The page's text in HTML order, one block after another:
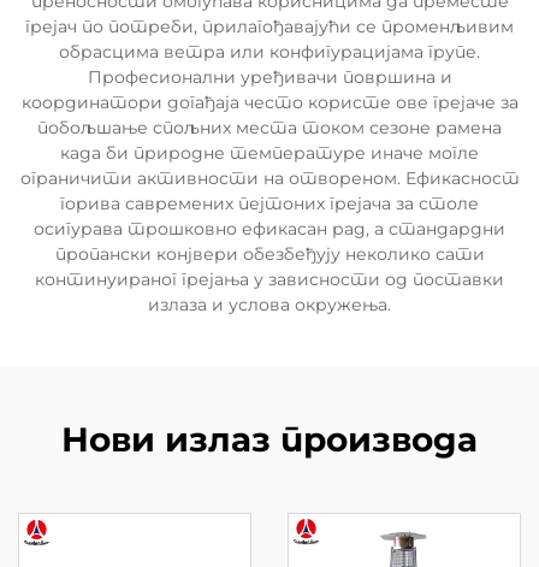
грејач по потреби, прилагођавајући се променљивим
обрасцима ветра или конфигурацијама групе.
Професионални уређивачи површина и
координатори догађаја често користе ове грејаче за
побољшање спољних места током сезоне рамена
када би природне температуре иначе могле
ограничити активности на отвореном. Ефикасност
горива савремених пејтоних грејача за столе
осигурава трошковно ефикасан рад, а стандардни
пропански конјвери обезбеђују неколико сати
континуираног грејања у зависности од поставки
излаза и услова окружења.
Нови излаз производа